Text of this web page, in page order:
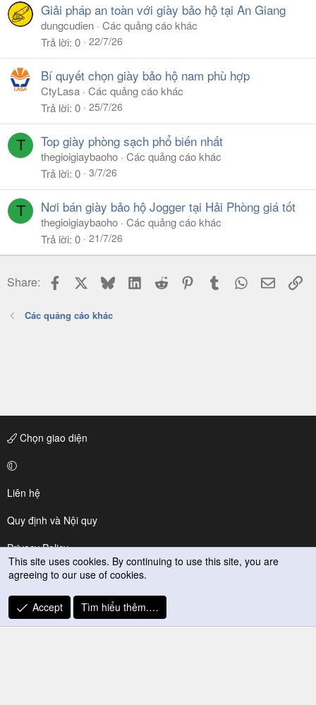
Giải pháp an toàn với giày bảo hộ tại An Giang
dungcudien Các quảng cáo khác
Trả lời 0 22/7/26
Bí quyết chọn giày bảo hộ nam phù hợp
CtyLasa Các quảng cáo khác
Trả lời 0 25/7/26
T Top giày phòng sạch phổ biến nhất
thegioigiaybaoho Các quảng cáo khác
Trả lời 0 3/7/26
T Nơi bán giày bảo hộ Jogger tại Hải Phòng giá tốt
thegioigiaybaoho Các quảng cáo khác
Trả lời 0 21/7/26
Share: Facebook BlueskyLinkedIn
Reddit PinterestTumblr WhatsApp
Email
Các quảng cáo khác
Chọn giao diện
Liên hệ
Quy định và Nội quy
Privacy Policy
Trợ giúp
R
S
This site uses cookies. By continuing to use this site, you are
agreeing to our use of cookies.
Accept Tìm hiểu thêm.…